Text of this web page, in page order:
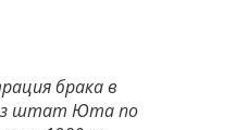
брака в
штат Юта по